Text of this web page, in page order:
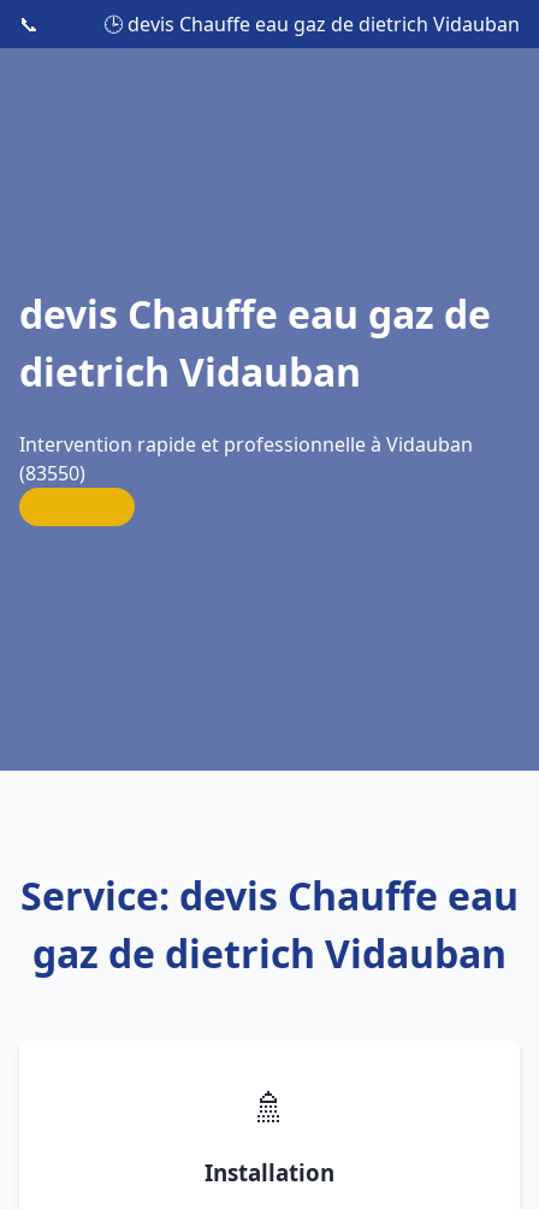
📞 🕒 devis Chauffe eau gaz de dietrich Vidauban
devis Chauffe eau gaz de
dietrich Vidauban
Intervention rapide et professionnelle à Vidauban
(83550)
Service: devis Chauffe eau
gaz de dietrich Vidauban
🚿
Installation